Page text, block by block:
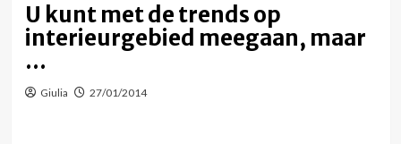
U kunt met de trends op
interieurgebied meegaan, maar
…
Giulia 27/01/2014